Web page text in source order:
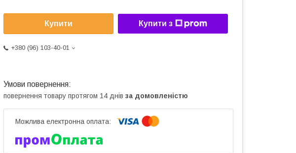
Купити Купити з
+380 (96) 103-40-01
повернення товару протягом 14 днів за домовленістю